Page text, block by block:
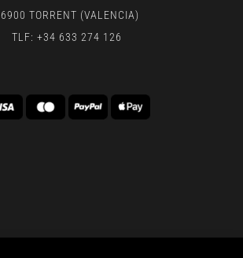
TORRENT (VALENCIA)
TLF: +34 633 274 126